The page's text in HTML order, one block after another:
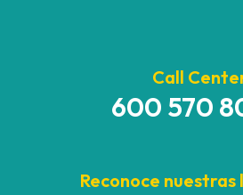
Call
600 570
Reconoce nuestras